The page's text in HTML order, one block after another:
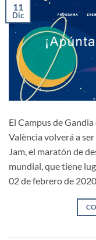
11
Dic
El Campus de
València volverá a
Jam, el maratón de
mundial, que tiene
02 de febrero de 2020.